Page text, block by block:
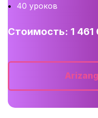
40 уроков
Стоимость: 1 461